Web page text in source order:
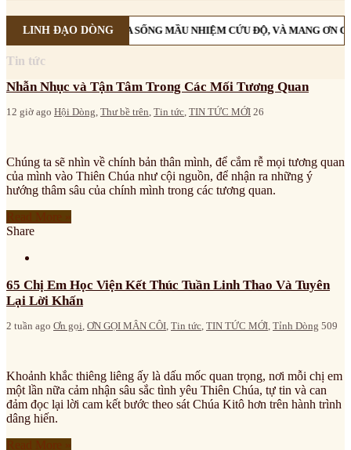
LINH ĐẠO DÒNG
CÙNG MẸ MARIA SỐNG MẦU NHIỆM CỨU ĐỘ, VÀ MANG ƠN CỨU
Tin tức
Nhẫn Nhục và Tận Tâm Trong Các Mối Tương Quan
12 giờ ago Hội Dòng Thư bề trên Tin tức TIN TỨC MỚI 26
Chúng ta sẽ nhìn về chính bản thân mình, để cắm rễ mọi tương quan
của mình vào Thiên Chúa như cội nguồn, để nhận ra những ý
hướng thâm sâu của chính mình trong các tương quan.
Share
65 Chị Em Học Viện Kết Thúc Tuần Linh Thao Và Tuyên
Lại Lời Khấn
2 tuần ago Ơn gọi, ƠN GỌI MÂN CÔI, Tin tức, TIN TỨC MỚI, Tỉnh Dòng 509
Khoảnh khắc thiêng liêng ấy là dấu mốc quan trọng, nơi mỗi chị em
một lần nữa cảm nhận sâu sắc tình yêu Thiên Chúa, tự tin và can
đảm đọc lại lời cam kết bước theo sát Chúa Kitô hơn trên hành trình
dâng hiến.